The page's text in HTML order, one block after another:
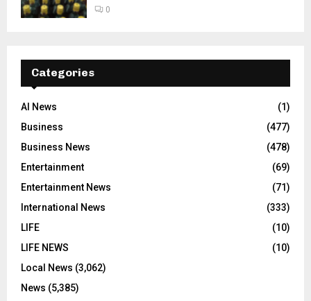
0
Categories
AI News
(1)
Business
(477)
Business News
(478)
Entertainment
(69)
Entertainment News
(71)
International News
(333)
LIFE
(10)
LIFE NEWS
(10)
Local News (3,062)
News (5,385)